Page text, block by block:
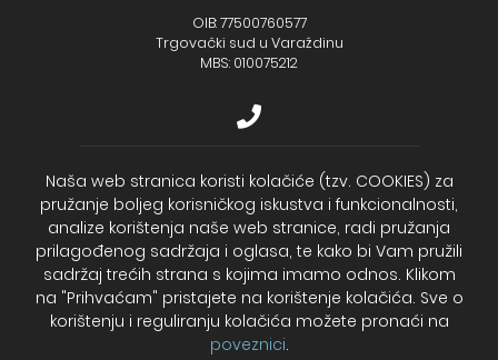
OIB: 77500760577
Trgovački sud u Varaždinu
MBS: 010075212
+385 (48) 733 111
Zagrebačka banka d.d.
IBAN - HR2723600001102099043
Temeljni kapital: 330.000,00kn uplaćen u cijelosti
2026. Print Magazin
Naša web stranica koristi kolačiće (tzv. COOKIES) za
pružanje boljeg korisničkog iskustva i funkcionalnosti,
analize korištenja naše web stranice, radi pružanja
prilagođenog sadržaja i oglasa, te kako bi Vam pružili
sadržaj trećih strana s kojima imamo odnos. Klikom
na "Prihvaćam" pristajete na korištenje kolačića. Sve o
korištenju i reguliranju kolačića možete pronaći na
poveznici.